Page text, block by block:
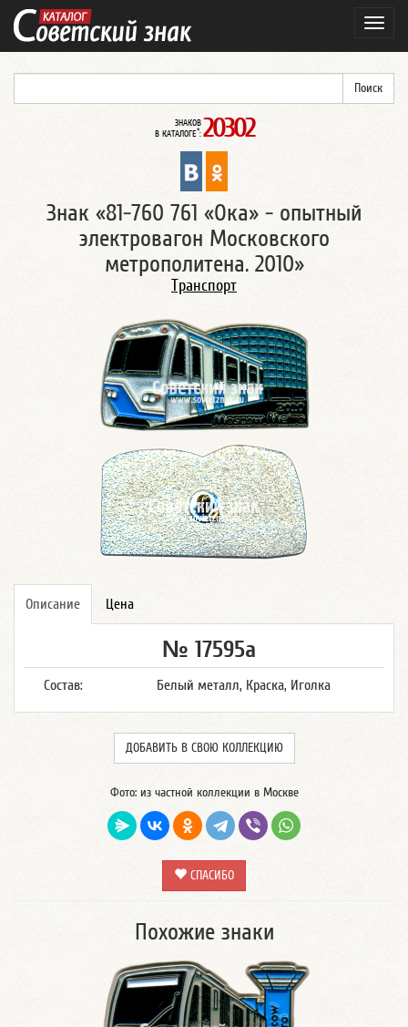
ЗНАКОВ
В КАТАЛОГЕ*: 20302
Знак «81-760 761 «Ока» - опытный
электровагон Московского
метрополитена. 2010»
Транспорт
Описание Цена
№ 17595а
Состав: Белый металл, Краска, Иголка
ДОБАВИТЬ В СВОЮ КОЛЛЕКЦИЮ
Фото: из частной коллекции в Москве
СПАСИБО
Похожие знаки